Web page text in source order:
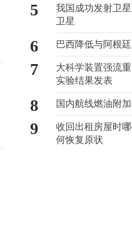
5
我国成功发射卫
卫星
6 巴西降低与阿根
7
大科学装置强流
实验结果发表
8 国内航线燃油附
9
收回出租房屋时
何恢复原状